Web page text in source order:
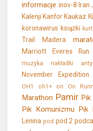
informacje inov-8 Iran
Kalenji Kanfor Kaukaz
koronawirus książki
Trail
Madera
Marriott Everes Run
muzyka
nakładki
November Expedition
OH1 oh1+ on On
Marathon Pamir
Pik Komunizmu
Pik
Lenina pod pod 2